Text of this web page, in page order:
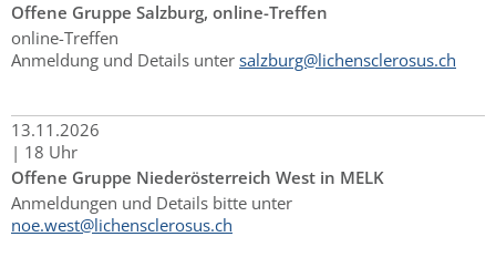
Offene Gruppe Salzburg, online-Treffen
online-Treffen
Anmeldung und Details unter salzburg@lichensclerosus.ch
13.11.2026
| 18 Uhr
Offene Gruppe Niederösterreich West in MELK
Anmeldungen und Details bitte unter
noe.west@lichensclerosus.ch